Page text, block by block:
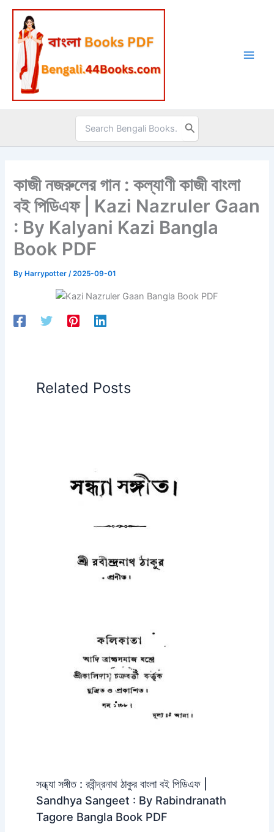
Skip
content
Search
for:
কাজী নজরুলের গান : কল্যাণী কাজী বাংলা
বই পিডিএফ | Kazi Nazruler Gaan
: By Kalyani Kazi Bangla
Book PDF
By Harrypotter/2025-09-01
Related Posts
সন্ধ্যা সঙ্গীত : রবীন্দ্রনাথ ঠাকুর বাংলা বই পিডিএফ |
Sandhya Sangeet : By Rabindranath
Tagore Bangla Book PDF